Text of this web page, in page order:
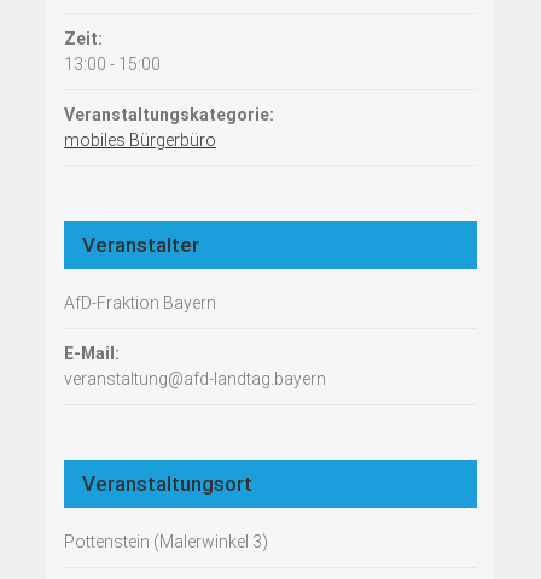
Zeit:
13:00 - 15:00
Veranstaltungskategorie:
mobiles Bürgerbüro
Veranstalter
AfD-Fraktion Bayern
E-Mail:
veranstaltung@afd-landtag.bayern
Veranstaltungsort
Pottenstein (Malerwinkel 3)